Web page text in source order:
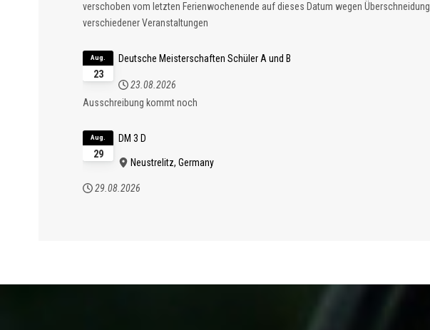
verschoben vom letzten Ferienwochenende auf dieses Datum wegen Überschneidung
verschiedener Veranstaltungen
23
Aug. Deutsche Meisterschaften Schüler A und B
23.08.2026
Ausschreibung kommt noch
29
Aug. DM 3 D
Neustrelitz, Germany
29.08.2026